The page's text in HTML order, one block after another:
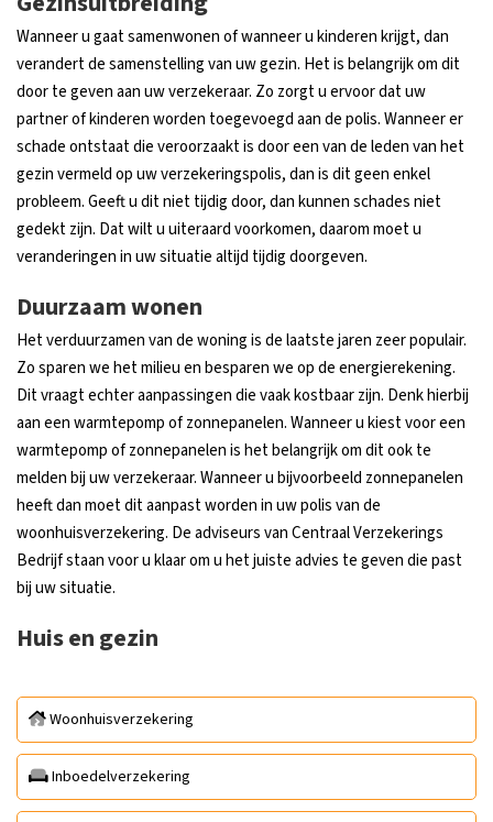
Wanneer u gaat samenwonen of wanneer u kinderen krijgt, dan
verandert de samenstelling van uw gezin. Het is belangrijk om dit
door te geven aan uw verzekeraar. Zo zorgt u ervoor dat uw
partner of kinderen worden toegevoegd aan de polis. Wanneer er
schade ontstaat die veroorzaakt is door een van de leden van het
gezin vermeld op uw verzekeringspolis, dan is dit geen enkel
probleem. Geeft u dit niet tijdig door, dan kunnen schades niet
gedekt zijn. Dat wilt u uiteraard voorkomen, daarom moet u
veranderingen in uw situatie altijd tijdig doorgeven.
Duurzaam wonen
Het verduurzamen van de woning is de laatste jaren zeer populair.
Zo sparen we het milieu en besparen we op de energierekening.
Dit vraagt echter aanpassingen die vaak kostbaar zijn. Denk hierbij
aan een warmtepomp of zonnepanelen. Wanneer u kiest voor een
warmtepomp of zonnepanelen is het belangrijk om dit ook te
melden bij uw verzekeraar. Wanneer u bijvoorbeeld zonnepanelen
heeft dan moet dit aanpast worden in uw polis van de
woonhuisverzekering. De adviseurs van Centraal Verzekerings
Bedrijf staan voor u klaar om u het juiste advies te geven die past
bij uw situatie.
Huis en gezin
Woonhuisverzekering
Inboedelverzekering